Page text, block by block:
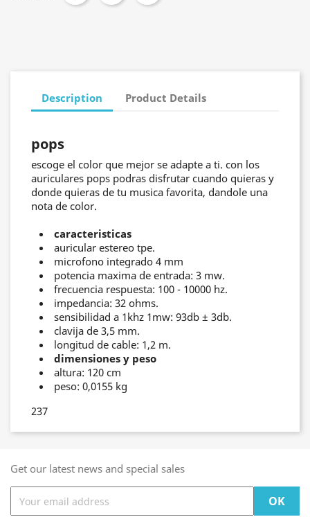
Description Product Details
pops
escoge el color que mejor se adapte a ti. con los
auriculares pops podras disfrutar cuando quieras y
donde quieras de tu musica favorita, dandole una
nota de color.
caracteristicas
auricular estereo tpe.
microfono integrado 4 mm
potencia maxima de entrada: 3 mw.
frecuencia respuesta: 100 - 10000 hz.
impedancia: 32 ohms.
sensibilidad a 1khz 1mw: 93db ± 3db.
clavija de 3,5 mm.
longitud de cable: 1,2 m.
dimensiones y peso
altura: 120 cm
peso: 0,0155 kg
237
Get our latest news and special sales